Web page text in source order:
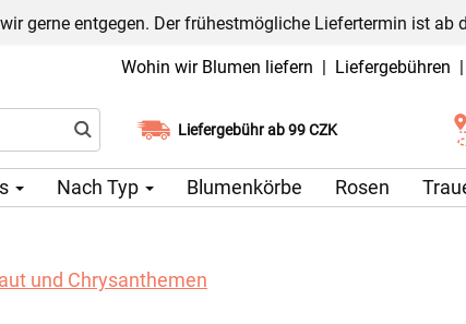
gerne entgegen. Der frühestmögliche Liefertermin ist
Wohin wir Blumen liefern | Liefergebühren |
Liefergebühr ab 99 CZK
Wählen Sie Ihr Lieferdatum
Nach Typ Blumenkörbe Rosen
und Chrysanthemen